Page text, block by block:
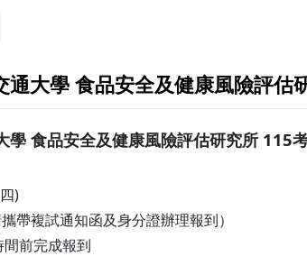
位考需求表單 (請以google帳
或NYCU帳號登入執行)
通大學 食品安全及健康風險評
學 食品安全及健康風險評估研究所 115
)
帶複試通知函及身分證辦理報到）
前完成報到